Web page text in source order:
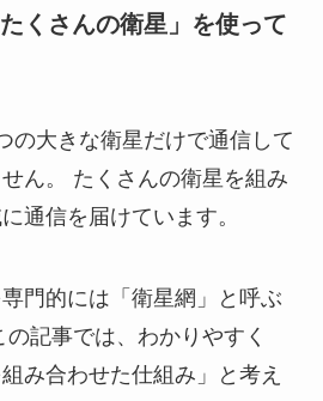
くさんの衛星」を使って
の大きな衛星だけで通信して
ん。 たくさんの衛星を組み
通信を届けています。
門的には「衛星網」と呼ぶ
記事では、わかりやすく
み合わせた仕組み」と考え